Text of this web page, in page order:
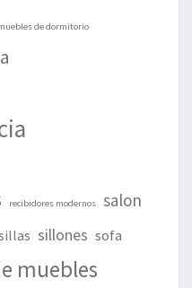
de dormitorio
recibidores modernos salon
sillones sofa
muebles